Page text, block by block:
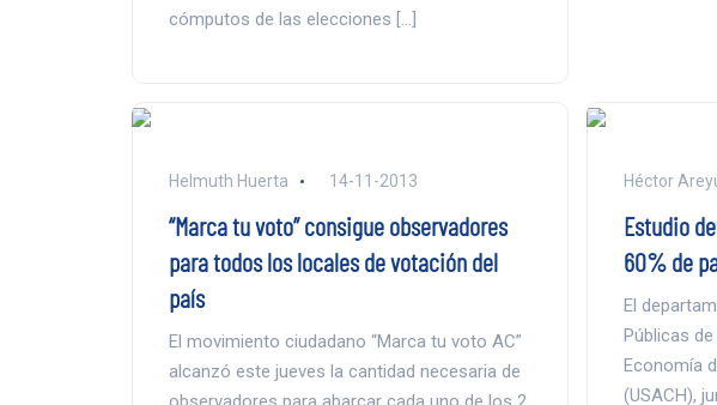
cómputos de las elecciones […]
Helmuth Huerta 14-11-2013
“Marca tu voto” consigue observadores
para todos los locales de votación del
país
El movimiento ciudadano “Marca tu voto AC”
alcanzó este jueves la cantidad necesaria de
Héctor
Estudio
60% de
El
Públicas
Economía
(USACH),